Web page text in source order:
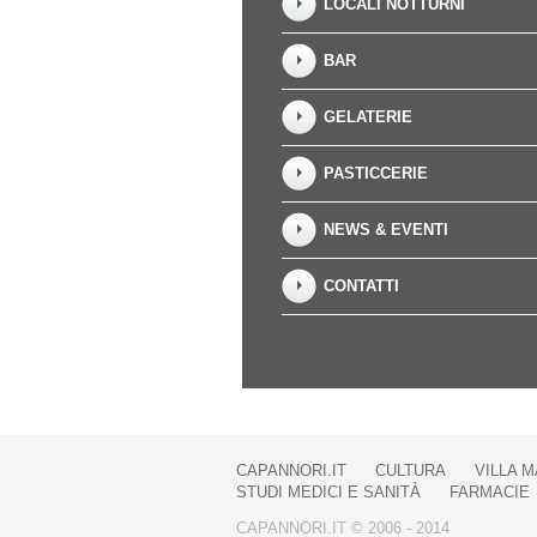
LOCALI NOTTURNI
BAR
GELATERIE
PASTICCERIE
NEWS & EVENTI
CONTATTI
CAPANNORI.IT CULTURA VILLA
STUDI MEDICI E SANITÀ
FARMACIE
CAPANNORI.IT © 2006 - 2014